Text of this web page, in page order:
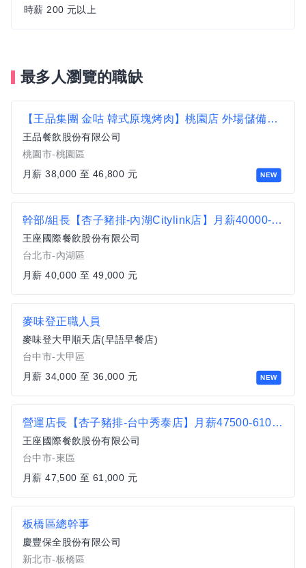
時薪 200 元以上
最多人瀏覽的職缺
NEW
【王品集團 金咕 韓式原塊烤肉】桃園店 外場儲備幹部招募中 薪資上看46K
王品餐飲股份有限公司
桃園市-桃園區
月薪 38,000 至 46,800 元
幹部/組長【杏子豬排-內湖Citylink店】月薪40000-49000#另有門市達標獎金
王座國際餐飲股份有限公司
台北市-內湖區
月薪 40,000 至 49,000 元
NEW
麥味登正職人員
麥味登大甲順天店(早語早餐店)
台中市-大甲區
月薪 34,000 至 36,000 元
營運店長【杏子豬排-台中秀泰店】月薪47500-61000 #另有門市達標獎金
王座國際餐飲股份有限公司
台中市-東區
月薪 47,500 至 61,000 元
板橋區總幹事
慶豐保全股份有限公司
新北市-板橋區